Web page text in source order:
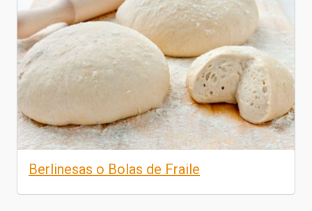
Berlinesas o Bolas de Fraile